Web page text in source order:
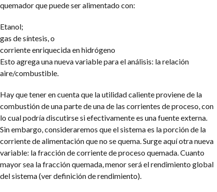
quemador que puede ser alimentado con:
Etanol;
gas de síntesis, o
corriente enriquecida en hidrógeno
Esto agrega una nueva variable para el análisis: la relación
aire/combustible.
Hay que tener en cuenta que la utilidad caliente proviene de la
combustión de una parte de una de las corrientes de proceso, con
lo cual podría discutirse si efectivamente es una fuente externa.
Sin embargo, consideraremos que el sistema es la porción de la
corriente de alimentación que no se quema. Surge aquí otra nueva
variable: la fracción de corriente de proceso quemada. Cuanto
mayor sea la fracción quemada, menor será el rendimiento global
del sistema (ver definición de rendimiento).